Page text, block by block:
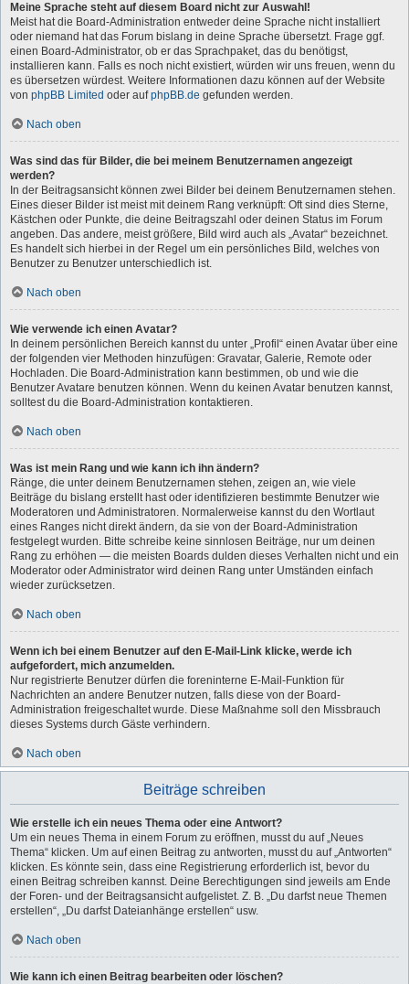
Meine Sprache steht auf diesem Board nicht zur Auswahl!
Meist hat die Board-Administration entweder deine Sprache nicht installiert
oder niemand hat das Forum bislang in deine Sprache übersetzt. Frage ggf.
einen Board-Administrator, ob er das Sprachpaket, das du benötigst,
installieren kann. Falls es noch nicht existiert, würden wir uns freuen, wenn du
es übersetzen würdest. Weitere Informationen dazu können auf der Website
von phpBB Limited oder aufphpBB.de gefunden werden.
Nach oben
Was sind das für Bilder, die bei meinem Benutzernamen angezeigt
werden?
In der Beitragsansicht können zwei Bilder bei deinem Benutzernamen stehen.
Eines dieser Bilder ist meist mit deinem Rang verknüpft: Oft sind dies Sterne,
Kästchen oder Punkte, die deine Beitragszahl oder deinen Status im Forum
angeben. Das andere, meist größere, Bild wird auch als „Avatar“ bezeichnet.
Es handelt sich hierbei in der Regel um ein persönliches Bild, welches von
Benutzer zu Benutzer unterschiedlich ist.
Nach oben
Wie verwende ich einen Avatar?
In deinem persönlichen Bereich kannst du unter „Profil“ einen Avatar über eine
der folgenden vier Methoden hinzufügen: Gravatar, Galerie, Remote oder
Hochladen. Die Board-Administration kann bestimmen, ob und wie die
Benutzer Avatare benutzen können. Wenn du keinen Avatar benutzen kannst,
solltest du die Board-Administration kontaktieren.
Nach oben
Was ist mein Rang und wie kann ich ihn ändern?
Ränge, die unter deinem Benutzernamen stehen, zeigen an, wie viele
Beiträge du bislang erstellt hast oder identifizieren bestimmte Benutzer wie
Moderatoren und Administratoren. Normalerweise kannst du den Wortlaut
eines Ranges nicht direkt ändern, da sie von der Board-Administration
festgelegt wurden. Bitte schreibe keine sinnlosen Beiträge, nur um deinen
Rang zu erhöhen — die meisten Boards dulden dieses Verhalten nicht und ein
Moderator oder Administrator wird deinen Rang unter Umständen einfach
wieder zurücksetzen.
Nach oben
Wenn ich bei einem Benutzer auf den E-Mail-Link klicke, werde ich
aufgefordert, mich anzumelden.
Nur registrierte Benutzer dürfen die foreninterne E-Mail-Funktion für
Nachrichten an andere Benutzer nutzen, falls diese von der Board-
Administration freigeschaltet wurde. Diese Maßnahme soll den Missbrauch
dieses Systems durch Gäste verhindern.
Nach oben
Beiträge schreiben
Wie erstelle ich ein neues Thema oder eine Antwort?
Um ein neues Thema in einem Forum zu eröffnen, musst du auf „Neues
Thema“ klicken. Um auf einen Beitrag zu antworten, musst du auf „Antworten“
klicken. Es könnte sein, dass eine Registrierung erforderlich ist, bevor du
einen Beitrag schreiben kannst. Deine Berechtigungen sind jeweils am Ende
der Foren- und der Beitragsansicht aufgelistet. Z. B. „Du darfst neue Themen
erstellen“, „Du darfst Dateianhänge erstellen“ usw.
Nach oben
Wie kann ich einen Beitrag bearbeiten oder löschen?